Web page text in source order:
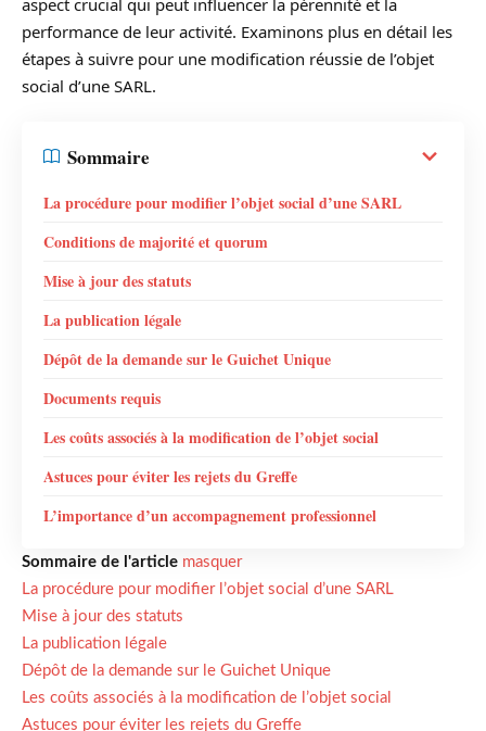
aspect crucial qui peut influencer la pérennité et la
performance de leur activité. Examinons plus en détail les
étapes à suivre pour une modification réussie de l’objet
social d’une SARL.
Sommaire
La procédure pour modifier l’objet social d’une SARL
Conditions de majorité et quorum
Mise à jour des statuts
La publication légale
Dépôt de la demande sur le Guichet Unique
Documents requis
Les coûts associés à la modification de l’objet social
Astuces pour éviter les rejets du Greffe
L’importance d’un accompagnement professionnel
Sommaire de l'article masquer
La procédure pour modifier l’objet social d’une SARL
Mise à jour des statuts
La publication légale
Dépôt de la demande sur le Guichet Unique
Les coûts associés à la modification de l’objet social
Astuces pour éviter les rejets du Greffe